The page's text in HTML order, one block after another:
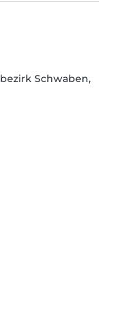
Schwaben,